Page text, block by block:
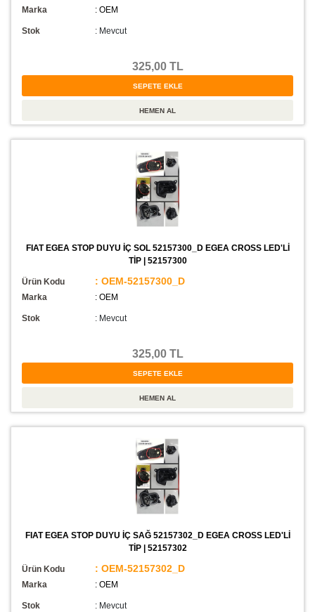
Marka : OEM
Stok : Mevcut
325,00 TL
FIAT EGEA STOP DUYU İÇ SOL 52157300_D EGEA CROSS LED'Lİ
TİP | 52157300
Ürün Kodu : OEM-52157300_D
Marka : OEM
Stok : Mevcut
325,00 TL
FIAT EGEA STOP DUYU İÇ SAĞ 52157302_D EGEA CROSS LED'Lİ
TİP | 52157302
Ürün Kodu : OEM-52157302_D
Marka : OEM
Stok : Mevcut